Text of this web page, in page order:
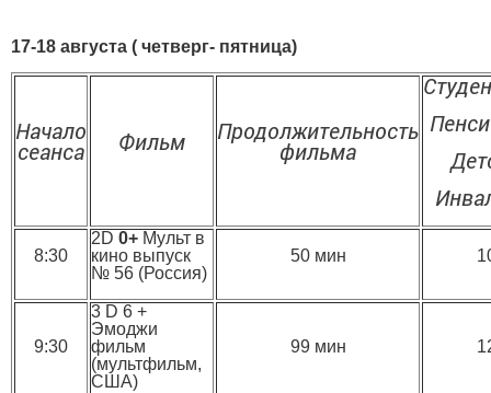
17-18 августа ( четверг- пятница)
Начало
сеанса Фильм Продолжительность
фильма
8:30
2D 0+ Мульт в
кино выпуск
№ 56 (Россия)
50 мин
9:30
3 D 6 +
Эмоджи
фильм
(мультфильм,
США)
99 мин